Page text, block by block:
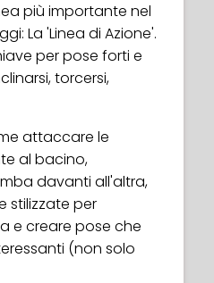
più importante nel
La 'Linea di Azione'.
per pose forti e
torcersi,
attaccare le
al bacino,
davanti all'altra,
stilizzate per
e creare pose che
(non solo